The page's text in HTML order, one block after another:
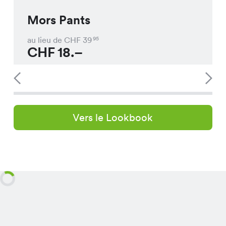
Mors Pants
au lieu de CHF 3995
CHF18.–
Vers le Lookbook